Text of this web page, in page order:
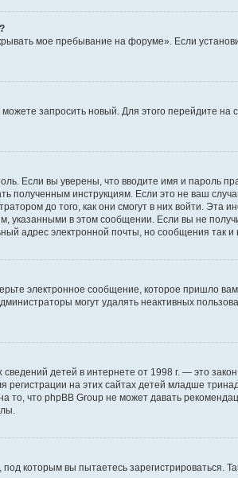
мое пребывание на форуме». Если
запросить новый. Для этого перейдите
Если вы уверены, что вводите имя и пароль
полученным инструкциям. Если это не ваш
до того, как они смогут в них войти.
указанными в этом сообщении. Если вы не
адрес электронной почты, но сообщения так
электронное сообщение, которое пришло
могут удалять неактивных
детей в интернете от 1998 г. — это
на этих сайтах детей младше
что phpBB Group не может давать
которым вы пытаетесь зарегистрироваться.